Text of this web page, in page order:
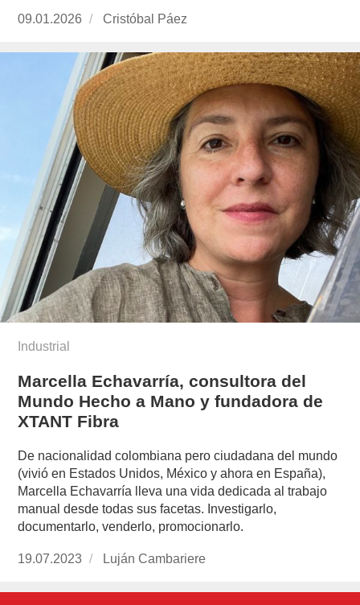
Publicado
09.01.2026
https://www.experimenta.es/author/cristobal-
Cristóbal Páez
Industrial
Marcella Echavarría, consultora del
Mundo Hecho a Mano y fundadora de
XTANT Fibra
De nacionalidad colombiana pero ciudadana del mundo
(vivió en Estados Unidos, México y ahora en España),
Marcella Echavarría lleva una vida dedicada al trabajo
manual desde todas sus facetas. Investigarlo,
documentarlo, venderlo, promocionarlo.
Publicado
19.07.2023
https://www.experimenta.es/author/lujan-
Luján Cambariere